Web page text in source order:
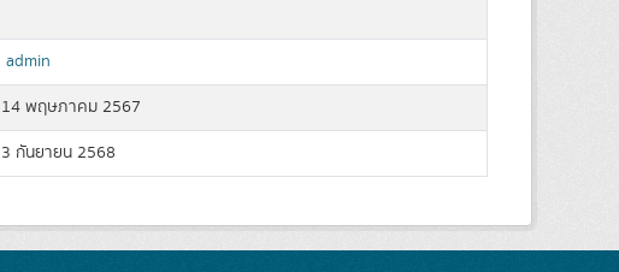
admin
14 พฤษภาคม 2567
3 กันยายน 2568